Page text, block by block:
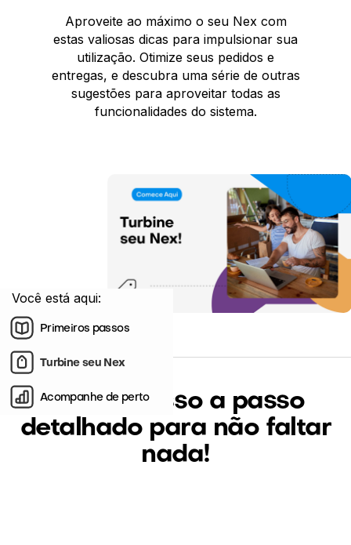
Você está aqui:
Primeiros passos
Turbine seu Nex
Acompanhe de perto
Aproveite ao máximo o seu Nex com
estas valiosas dicas para impulsionar sua
utilização. Otimize seus pedidos e
entregas, e descubra uma série de outras
sugestões para aproveitar todas as
funcionalidades do sistema.
(6:45 minutos)
Veja o passo a passo
detalhado para não faltar
nada!